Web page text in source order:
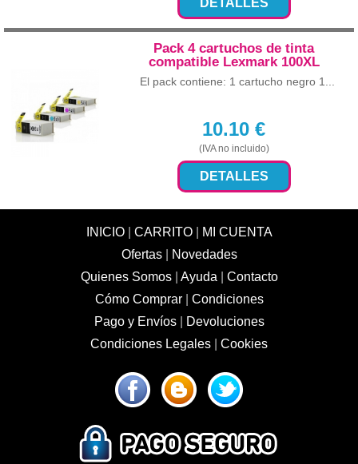
DETALLES
Pack 4 cartuchos de tinta
compatible Lexmark 100XL
El pack contiene: 1 cartucho negro 1...
10.10 €
(IVA no incluido)
DETALLES
INICIO| CARRITO|
MI CUENTA
Ofertas|
Novedades
Quienes Somos| Ayuda
Contacto
Cómo Comprar| Condiciones
Pago y Envíos|
Devoluciones
Condiciones Legales
Cookies